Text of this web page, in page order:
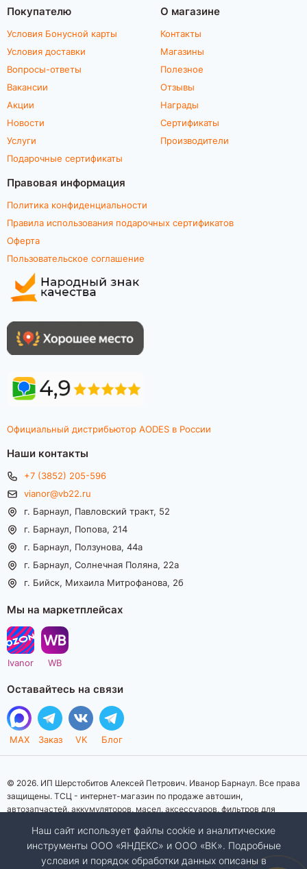
Покупателю
Условия Бонусной карты
Условия доставки
Вопросы-ответы
Вакансии
Акции
Новости
Услуги
Подарочные сертификаты
О магазине
Контакты
Магазины
Полезное
Отзывы
Награды
Сертификаты
Производители
Правовая информация
Политика конфиденциальности
Правила использования подарочных сертификатов
Оферта
Пользовательское соглашение
Официальный дистрибьютор AODES в России
Наши контакты
+7 (3852) 205-596
vianor@vb22.ru
г. Барнаул, Павловский тракт, 52
г. Барнаул, Попова, 214
г. Барнаул, Ползунова, 44а
г. Барнаул, Солнечная Поляна, 22а
г. Бийск, Михаила Митрофанова, 2б
Мы на маркетплейсах
Ivanor WB
Оставайтесь на связи
MAX Заказ VK Блог
© 2026. ИП Шерстобитов Алексей Петрович. Иванор Барнаул. Все права
защищены. ТСЦ - интернет-магазин по продаже автошин,
автозапчастей, аккумуляторов, масел, аксессуаров, фильтров для
информационный характер. Представленная информация о товарах, их
стоимости, характеристик, фото, наличия на складе ни при каких
условиях не является публичной офертой, определяемой положениями
Наш сайт использует файлы cookie и аналитические
инструменты ООО «ЯНДЕКС» и ООО «ВК». Подробные
условия и порядок обработки данных описаны в